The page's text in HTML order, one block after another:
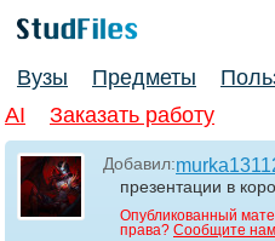
Вузы Предметы
AI
Заказать работу
Добавил:
презентации в
Опубликованный
права? Сообщите